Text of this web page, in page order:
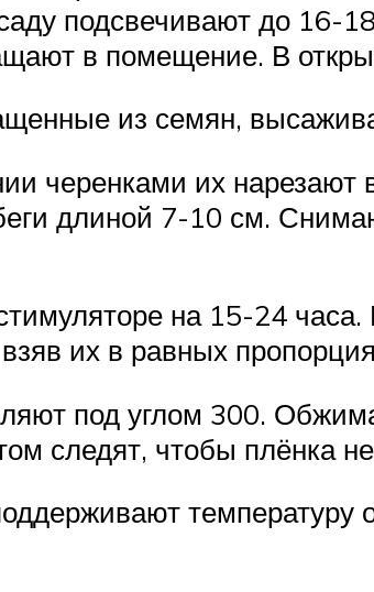
подсвечивают до 16-
в помещение. В
из семян,
черенками их нарезают
длиной 7-10 см.
на 15-24
их в равных
под углом 300.
следят, чтобы плёнка
температуру